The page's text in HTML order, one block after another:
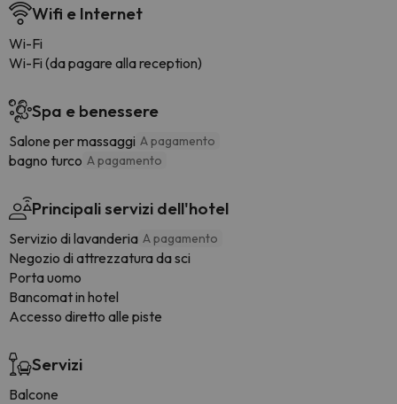
Wifi e Internet
Wi-Fi
Wi-Fi (da pagare alla reception)
Spa e benessere
Salone per massaggi A pagamento
bagno turco A pagamento
Principali servizi dell'hotel
Servizio di lavanderia A pagamento
Negozio di attrezzatura da sci
Porta uomo
Bancomat in hotel
Accesso diretto alle piste
Servizi
Balcone